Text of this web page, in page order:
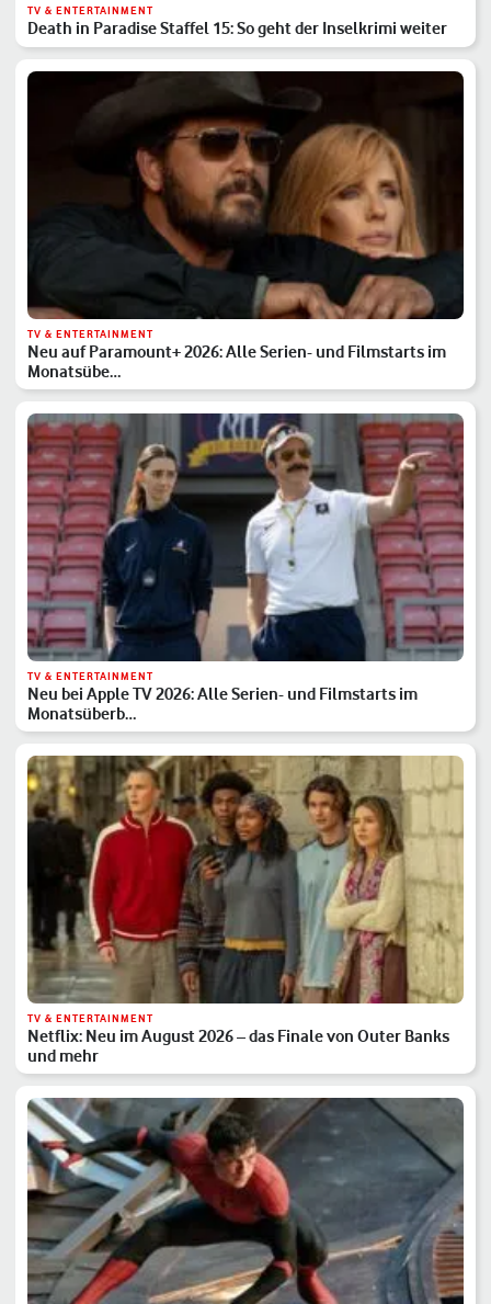
TV & ENTERTAINMENT
Death in Paradise Staffel 15: So geht der Inselkrimi weiter
TV & ENTERTAINMENT
Neu auf Paramount+ 2026: Alle Serien- und Filmstarts im
Monatsübe…
TV & ENTERTAINMENT
Neu bei Apple TV 2026: Alle Serien- und Filmstarts im
Monatsüberb…
TV & ENTERTAINMENT
Netflix: Neu im August 2026 – das Finale von Outer Banks
und mehr